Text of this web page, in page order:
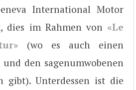
International Motor
dies im Rahmen von «Le
(wo es auch einen
und den sagenumwobenen
gibt). Unterdessen ist die